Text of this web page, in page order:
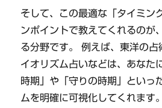
そして、この最適な「タイミン
ンポイントで教えてくれるのが
る分野です。 例えば、東洋の占
イオリズム占いなどは、あなた
時期」や「守りの時期」といっ
ムを明確に可視化してくれます